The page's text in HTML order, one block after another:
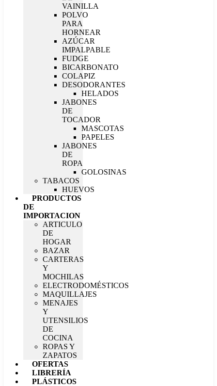
VAINILLA
POLVO
PARA
HORNEAR
AZÚCAR
IMPALPABLE
FUDGE
BICARBONATO
COLAPIZ
DESODORANTES
HELADOS
JABONES
DE
TOCADOR
MASCOTAS
PAPELES
JABONES
DE
ROPA
GOLOSINAS
TABACOS
HUEVOS
PRODUCTOS
DE
IMPORTACION
ARTICULO
DE
HOGAR
BAZAR
CARTERAS
Y
MOCHILAS
ELECTRODOMÉSTICOS
MAQUILLAJES
MENAJES
Y
UTENSILIOS
DE
COCINA
ROPAS Y
ZAPATOS
OFERTAS
LIBRERÍA
PLÁSTICOS